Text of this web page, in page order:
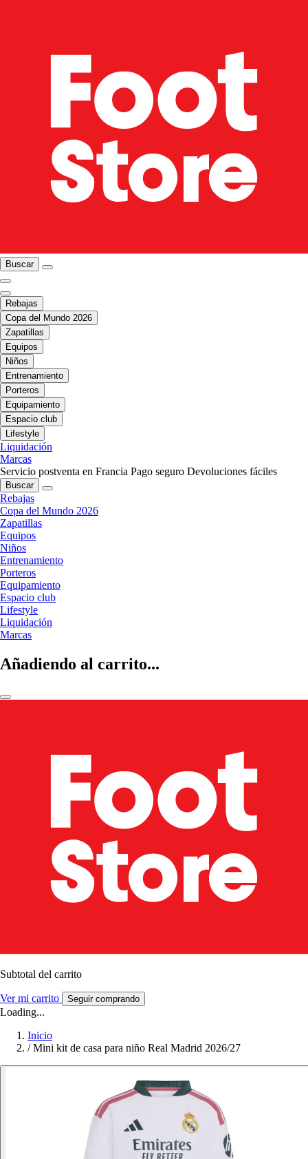
Buscar
Rebajas
Copa del Mundo 2026
Zapatillas
Equipos
Niños
Entrenamiento
Porteros
Equipamiento
Espacio club
Lifestyle
Liquidación
Marcas
Servicio postventa en Francia Pago seguro Devoluciones fáciles
Buscar
Rebajas
Copa del Mundo 2026
Zapatillas
Equipos
Niños
Entrenamiento
Porteros
Equipamiento
Espacio club
Lifestyle
Liquidación
Marcas
Añadiendo al carrito...
Subtotal del carrito
Ver mi carrito Seguir comprando
Loading...
Inicio
/ Mini kit de casa para niño Real Madrid 2026/27